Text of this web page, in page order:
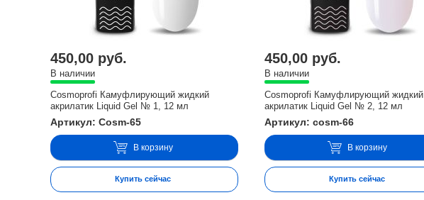
450,00 руб.
В наличии
Cosmoprofi Камуфлирующий жидкий
акрилатик Liquid Gel № 1, 12 мл
Артикул: Cosm-65
В корзину
Купить сейчас
450,00 руб.
В наличии
Cosmoprofi Камуфлирующий жидкий
акрилатик Liquid Gel № 2, 12 мл
Артикул: cosm-66
В корзину
Купить сейчас